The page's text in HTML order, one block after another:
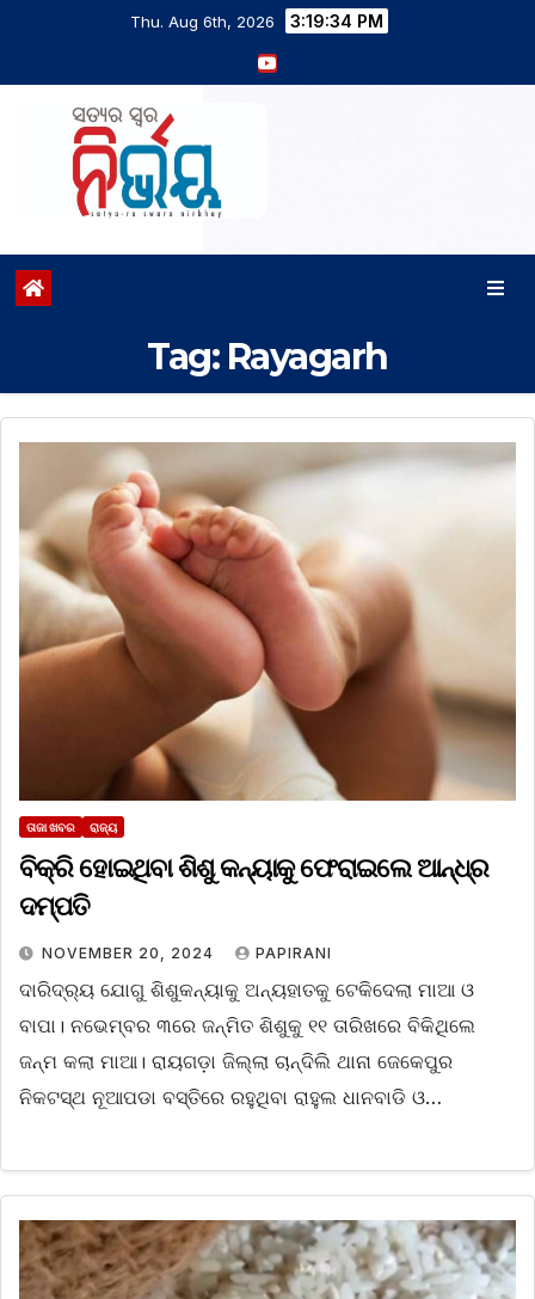
Thu. Aug 6th, 2026 3:19:34 PM
Tag: Rayagarh
ତାଜା ଖବର ରାଜ୍ୟ
ବିକ୍ରି ହୋଇଥିବା ଶିଶୁ କନ୍ୟାକୁ ଫେରାଇଲେ ଆନ୍ଧ୍ର
ଦମ୍ପତି
NOVEMBER 20, 2024 PAPIRANI
ଦାରିଦ୍ର୍ୟ ଯୋଗୁ ଶିଶୁକନ୍ୟାକୁ ଅନ୍ୟହାତକୁ ଟେକିଦେଲା ମାଆ ଓ
ବାପା। ନଭେମ୍ବର ୩ରେ ଜନ୍ମିତ ଶିଶୁକୁ ୧୧ ତାରିଖରେ ବିକିଥିଲେ
ଜନ୍ମ କଲା ମାଆ। ରାୟଗଡ଼ା ଜିଲ୍ଲା ଚାନ୍ଦିଲି ଥାନା ଜେକେପୁର
ନିକଟସ୍ଥ ନୂଆପଡା ବସ୍ତିରେ ରହୁଥିବା ରାହୁଲ ଧାନବାଡି ଓ…